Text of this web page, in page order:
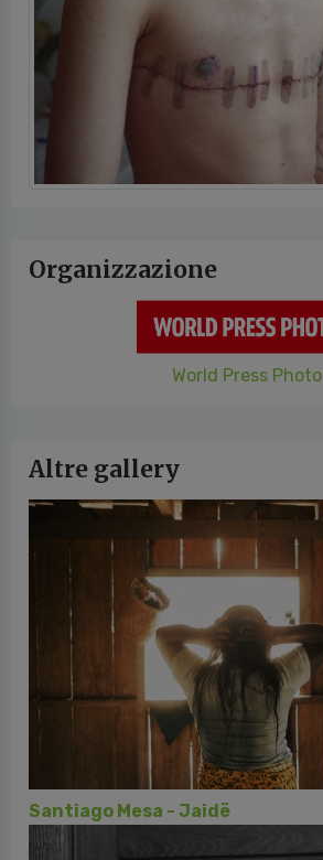
Organizzazione
World Press Photo
Altre gallery
Santiago Mesa - Jaidë